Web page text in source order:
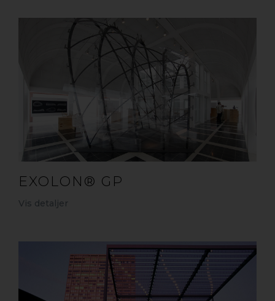
EXOLON® GP
Vis detaljer